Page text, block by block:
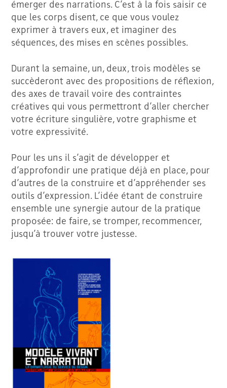
émerger des narrations. C’est à la fois saisir ce
que les corps disent, ce que vous voulez
exprimer à travers eux, et imaginer des
séquences, des mises en scènes possibles.
Durant la semaine, un, deux, trois modèles se
succèderont avec des propositions de réflexion,
des axes de travail voire des contraintes
créatives qui vous permettront d’aller chercher
votre écriture singulière, votre graphisme et
votre expressivité.
Pour les uns il s’agit de développer et
d’approfondir une pratique déjà en place, pour
d’autres de la construire et d’appréhender ses
outils d’expression. L’idée étant de construire
ensemble une synergie autour de la pratique
proposée: de faire, se tromper, recommencer,
jusqu’à trouver votre justesse.